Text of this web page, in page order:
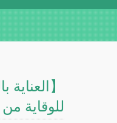
【
للوقاية